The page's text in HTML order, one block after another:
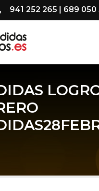
941 252 265 | 689 050